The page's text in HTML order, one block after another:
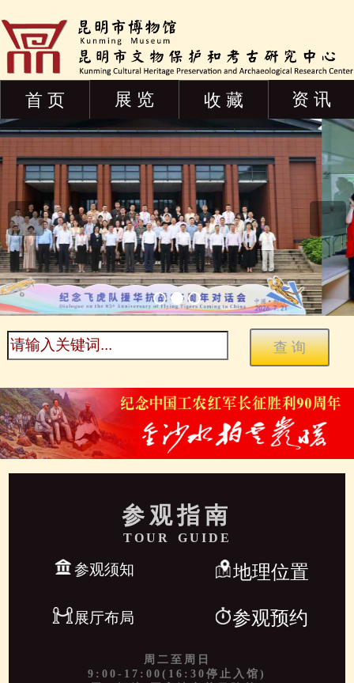
首 页 展 览 收 藏 资 讯
参观指南
TOUR GUIDE
参观须知 地理位置
展厅布局 参观预约
周二至周日
9:00-17:00(16:30停止入馆)